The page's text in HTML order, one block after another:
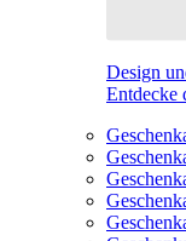
Design
Entdecke